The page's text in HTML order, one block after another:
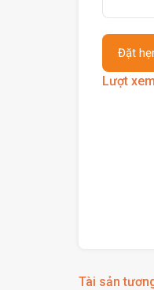
Lượt xem
Tài sản